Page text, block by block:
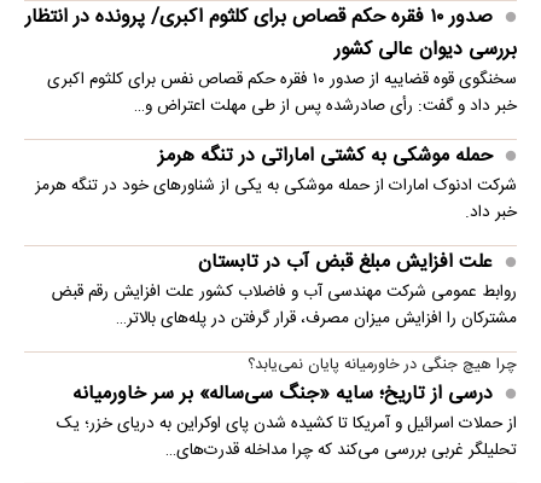
صدور ۱۰ فقره حکم قصاص برای کلثوم اکبری/ پرونده در انتظار
بررسی دیوان عالی کشور
سخنگوی قوه قضاییه از صدور ۱۰ فقره حکم قصاص نفس برای کلثوم اکبری
خبر داد و گفت: رأی صادرشده پس از طی مهلت اعتراض و…
حمله موشکی به کشتی اماراتی در تنگه هرمز
شرکت ادنوک امارات از حمله موشکی به یکی از شناورهای خود در تنگه هرمز
خبر داد.
علت افزایش مبلغ قبض آب در تابستان
روابط عمومی شرکت مهندسی آب و فاضلاب کشور علت افزایش رقم قبض
مشترکان را افزایش میزان مصرف، قرار گرفتن در پله‌های بالاتر…
چرا هیچ جنگی در خاورمیانه پایان نمی‌یابد؟
درسی از تاریخ؛ سایه «جنگ سی‌ساله» بر سر خاورمیانه
از حملات اسرائیل و آمریکا تا کشیده شدن پای اوکراین به دریای خزر؛ یک
تحلیلگر غربی بررسی می‌کند که چرا مداخله قدرت‌های…